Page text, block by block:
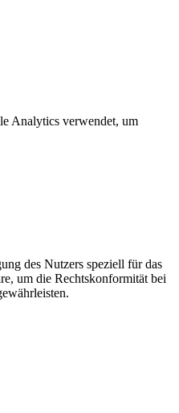
Analytics verwendet, um
des Nutzers speziell für das
um die Rechtskonformität bei